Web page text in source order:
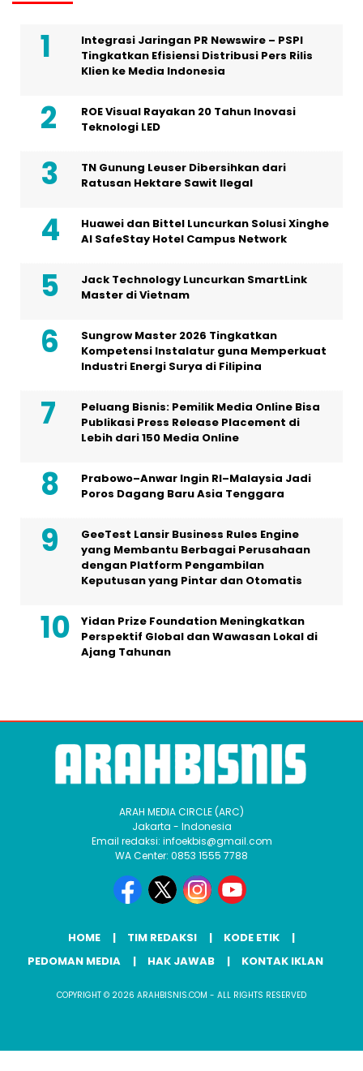
Integrasi Jaringan PR Newswire – PSPI
Tingkatkan Efisiensi Distribusi Pers Rilis
Klien ke Media Indonesia
ROE Visual Rayakan 20 Tahun Inovasi
Teknologi LED
TN Gunung Leuser Dibersihkan dari
Ratusan Hektare Sawit Ilegal
Huawei dan Bittel Luncurkan Solusi Xinghe
Al SafeStay Hotel Campus Network
Jack Technology Luncurkan SmartLink
Master di Vietnam
Sungrow Master 2026 Tingkatkan
Kompetensi Instalatur guna Memperkuat
Industri Energi Surya di Filipina
Peluang Bisnis: Pemilik Media Online Bisa
Publikasi Press Release Placement di
Lebih dari 150 Media Online
Prabowo–Anwar Ingin RI–Malaysia Jadi
Poros Dagang Baru Asia Tenggara
GeeTest Lansir Business Rules Engine
yang Membantu Berbagai Perusahaan
dengan Platform Pengambilan
Keputusan yang Pintar dan Otomatis
Yidan Prize Foundation Meningkatkan
Perspektif Global dan Wawasan Lokal di
Ajang Tahunan
ARAH MEDIA CIRCLE (ARC)
Jakarta - Indonesia
Email redaksi: infoekbis@gmail.com
WA Center: 0853 1555 7788
HOME TIM REDAKSI
KODE ETIK
PEDOMAN MEDIA
HAK JAWAB KONTAK IKLAN
COPYRIGHT © 2026 ARAHBISNIS.COM - ALL RIGHTS RESERVED